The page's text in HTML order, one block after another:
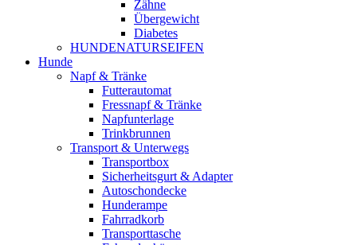
Zähne
Übergewicht
Diabetes
HUNDENATURSEIFEN
Hunde
Napf & Tränke
Futterautomat
Fressnapf & Tränke
Napfunterlage
Trinkbrunnen
Transport & Unterwegs
Transportbox
Sicherheitsgurt & Adapter
Autoschondecke
Hunderampe
Fahrradkorb
Transporttasche